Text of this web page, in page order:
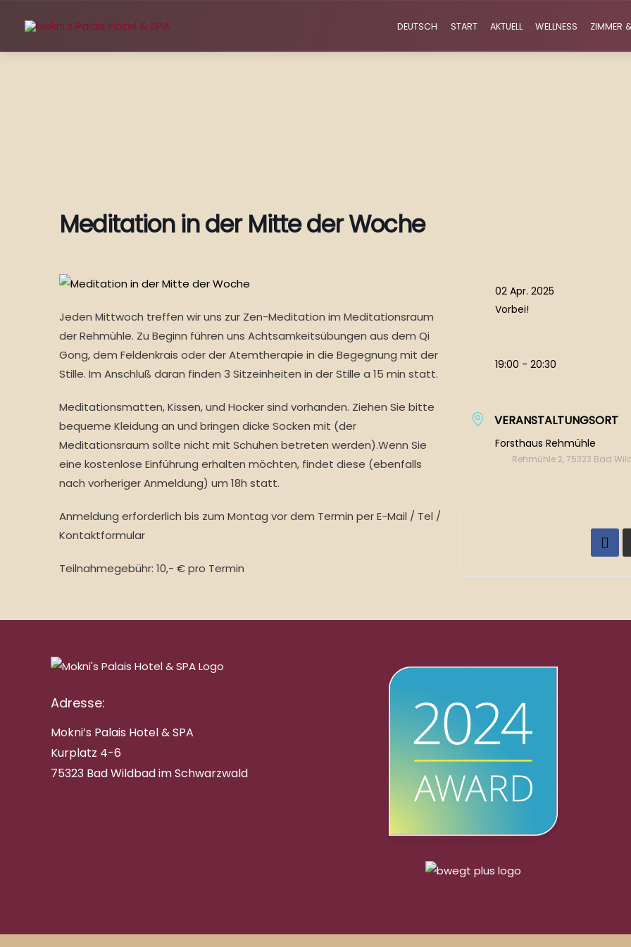
Inhalt
DEUTSCH START AKTUELL WELLNESS ZIMMER
Meditation in der Mitte der Woche
Jeden Mittwoch treffen wir uns zur Zen-Meditation im Meditationsraum
der Rehmühle. Zu Beginn führen uns Achtsamkeitsübungen aus dem Qi
Gong, dem Feldenkrais oder der Atemtherapie in die Begegnung mit der
Stille. Im Anschluß daran finden 3 Sitzeinheiten in der Stille a 15 min statt.
Meditationsmatten, Kissen, und Hocker sind vorhanden. Ziehen Sie bitte
bequeme Kleidung an und bringen dicke Socken mit (der
Meditationsraum sollte nicht mit Schuhen betreten werden).Wenn Sie
eine kostenlose Einführung erhalten möchten, findet diese (ebenfalls
nach vorheriger Anmeldung) um 18h statt.
Anmeldung erforderlich bis zum Montag vor dem Termin per E-Mail / Tel /
Kontaktformular
Teilnahmegebühr: 10,- € pro Termin
02 Apr. 2025
Vorbei!
19:00 - 20:30
VERANSTALTUNGSORT
Forsthaus Rehmühle
Rehmühle 2, 75323 Bad
Adresse:
Mokni’s Palais Hotel & SPA
Kurplatz 4-6
75323 Bad Wildbad im Schwarzwald